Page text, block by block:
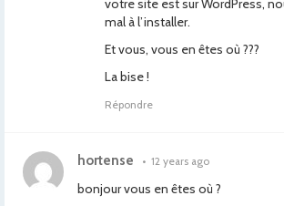
votre site est sur WordPress,
mal à l’installer.
Et vous, vous en êtes où ???
La bise !
Répondre
hortense • 12 years ago
bonjour vous en êtes où ?